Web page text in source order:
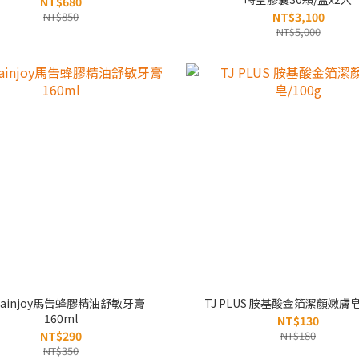
NT$850
NT$3,100
NT$5,000
馬告蜂膠精油舒敏牙膏
160ml
NT$290
NT$350
TJ PLUS 胺基酸金箔潔顏嫩膚
NT$130
NT$180